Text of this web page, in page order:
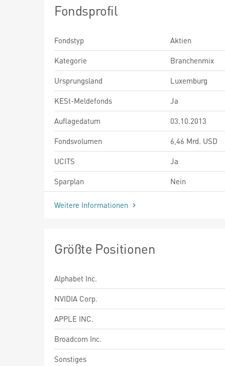
Fondsprofil
Fondstyp
Aktien
Kategorie
Branchenmix
Ursprungsland
Luxemburg
KESt-Meldefonds
Ja
Auflagedatum
03.10.2013
Fondsvolumen
6,46 Mrd. USD
UCITS
Ja
Sparplan
Nein
Weitere Informationen
Größte Positionen
Alphabet Inc.
NVIDIA Corp.
APPLE INC.
Broadcom Inc.
Sonstiges